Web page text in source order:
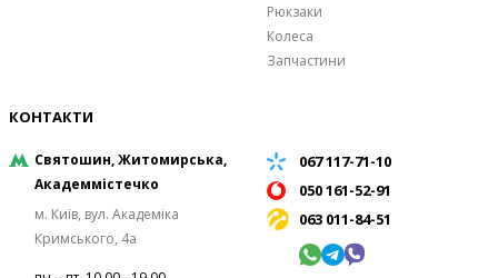
Рюкзаки
Колеса
Запчастини
КОНТАКТИ
Святошин, Житомирська,
Академмістечко
м. Київ, вул. Академіка
Кримського, 4а
067 117-71-10
050 161-52-91
063 011-84-51